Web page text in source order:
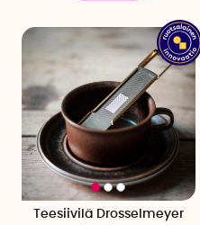
Teesiivilä Drosselmeyer